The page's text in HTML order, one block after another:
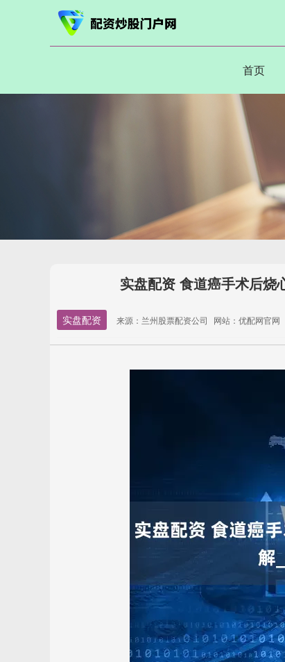
首页
实盘配资 食道癌手术后烧
实盘配资 来源：兰州股票配资公司 网站：优配网官网